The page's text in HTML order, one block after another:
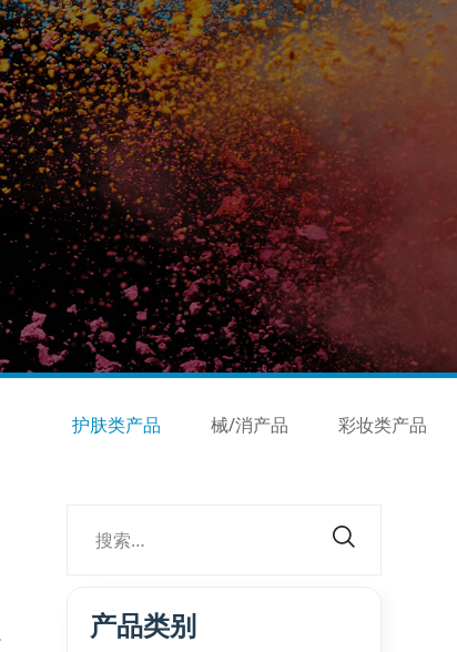
护肤类产品 械/消产品 彩妆类产品
产品类别